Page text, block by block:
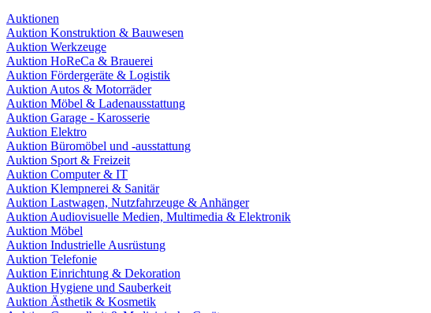
Auktionen
Auktion Konstruktion & Bauwesen
Auktion Werkzeuge
Auktion HoReCa & Brauerei
Auktion Fördergeräte & Logistik
Auktion Autos & Motorräder
Auktion Möbel & Ladenausstattung
Auktion Garage - Karosserie
Auktion Elektro
Auktion Büromöbel und -ausstattung
Auktion Sport & Freizeit
Auktion Computer & IT
Auktion Klempnerei & Sanitär
Auktion Lastwagen, Nutzfahrzeuge & Anhänger
Auktion Audiovisuelle Medien, Multimedia & Elektronik
Auktion Möbel
Auktion Industrielle Ausrüstung
Auktion Telefonie
Auktion Einrichtung & Dekoration
Auktion Hygiene und Sauberkeit
Auktion Ästhetik & Kosmetik